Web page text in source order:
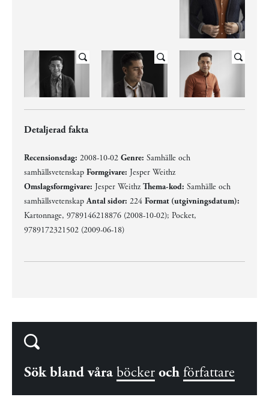
Detaljerad fakta
Recensionsdag: 2008-10-02 Genre: Samhälle och
samhällsvetenskap Formgivare: Jesper Weithz
Omslagsformgivare: Jesper WeithzThema-kod: Samhälle och
samhällsvetenskapAntal sidor: 224 Format (utgivningsdatum):
Kartonnage, 9789146218876 (2008-10-02); Pocket,
9789172321502 (2009-06-18)
Sök bland våra böcker och författare